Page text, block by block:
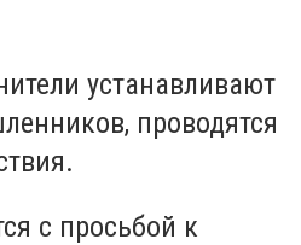
устанавливают
проводятся
с просьбой к